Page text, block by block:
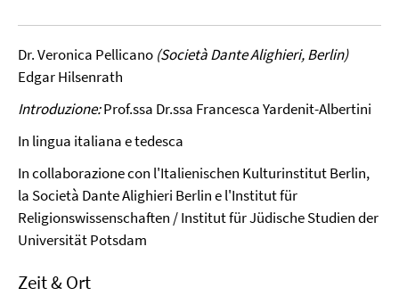
Dr. Veronica Pellicano (Società Dante Alighieri, Berlin)
Edgar Hilsenrath
Introduzione:Prof.ssa Dr.ssa Francesca Yardenit-Albertini
In lingua italiana e tedesca
In collaborazione con l'Italienischen Kulturinstitut Berlin,
la Società Dante Alighieri Berlin e l'Institut für
Religionswissenschaften / Institut für Jüdische Studien der
Universität Potsdam
Zeit & Ort